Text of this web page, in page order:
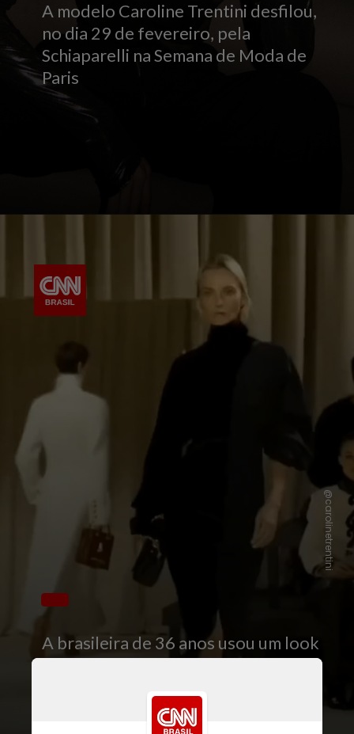
A modelo Caroline Trentini desfilou,
no dia 29 de fevereiro, pela
Schiaparelli na Semana de Moda de
Paris
A brasileira de 36 anos usou um look
inteiro na cor preta na apresentação
grife francesa Daniel Roseberry
@carolinetrentini